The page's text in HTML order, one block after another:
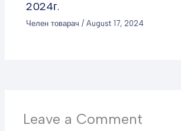
2024г.
Челен товарач /August 17, 2024
Leave a Comment